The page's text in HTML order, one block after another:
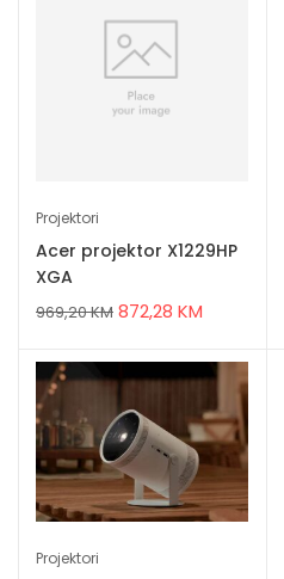
Projektori
Acer projektor X1229HP
XGA
969,20KM 872,28 KM
Projektori